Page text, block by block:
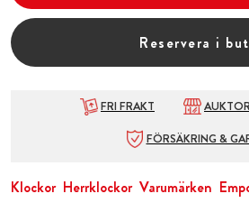
Reservera i
FRI FRAKT
FÖRSÄKRING &
Klockor Herrklockor Varumärken